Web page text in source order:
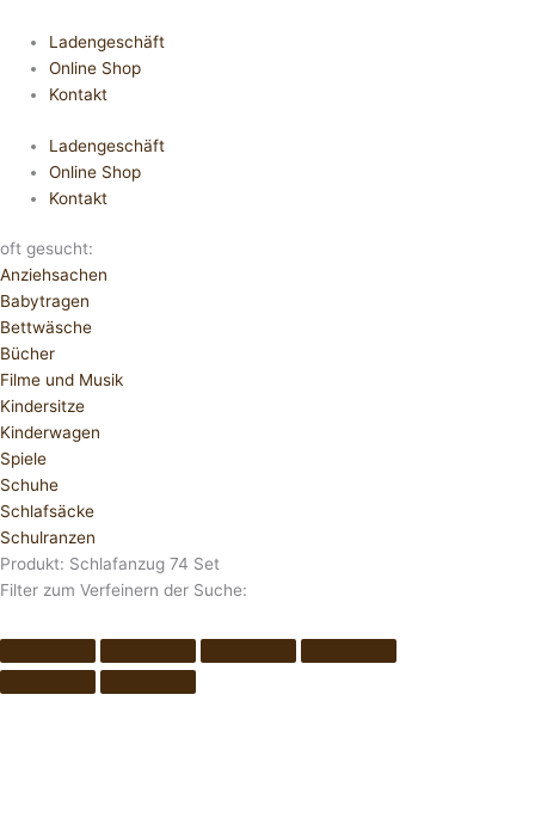
Ladengeschäft
Online Shop
Kontakt
Ladengeschäft
Online Shop
Kontakt
oft gesucht:
Anziehsachen
Babytragen
Bettwäsche
Bücher
Filme und Musik
Kindersitze
Kinderwagen
Spiele
Schuhe
Schlafsäcke
Schulranzen
Produkt: Schlafanzug 74 Set
Filter zum Verfeinern der Suche: